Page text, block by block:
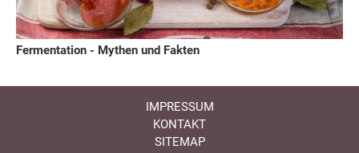
Fermentation - Mythen und Fakten
IMPRESSUM
KONTAKT
SITEMAP